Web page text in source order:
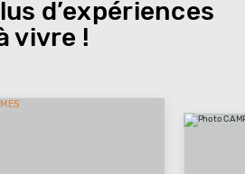
d’expériences
vivre !